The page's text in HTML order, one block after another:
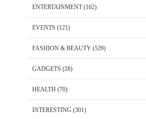
ENTERTAINMENT(162)
EVENTS (121)
FASHION & BEAUTY (529)
GADGETS (28)
HEALTH (70)
INTERESTING (301)